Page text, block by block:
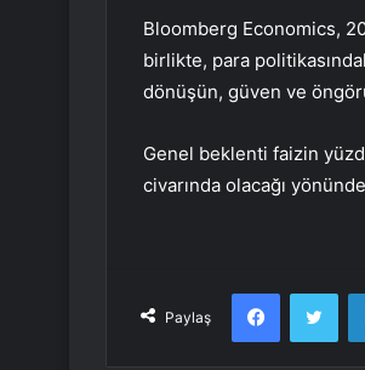
Bloomberg Economics,
birlikte, para
dönüşün, güven ve
Genel beklenti faizin
civarında olacağı
Paylaş
Facebook